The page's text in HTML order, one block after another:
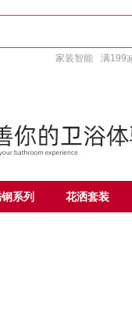
家装智能 满199
系列 花洒套装